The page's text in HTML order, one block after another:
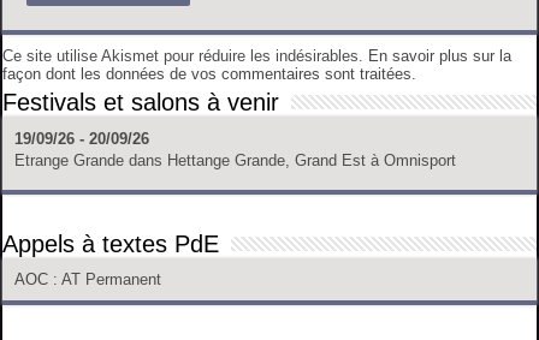
Ce site utilise Akismet pour réduire les indésirables.
En savoir plus sur la
façon dont les données de vos commentaires sont traitées
Festivals et salons à venir
19/09/26 - 20/09/26
Etrange Grande dans Hettange Grande, Grand Est à Omnisport
Appels à textes PdE
AOC : AT Permanent